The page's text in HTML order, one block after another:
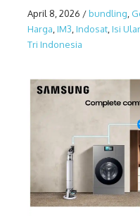
April 8, 2026 /bundling
Harga IM3 Indosat Isi
Tri Indonesia